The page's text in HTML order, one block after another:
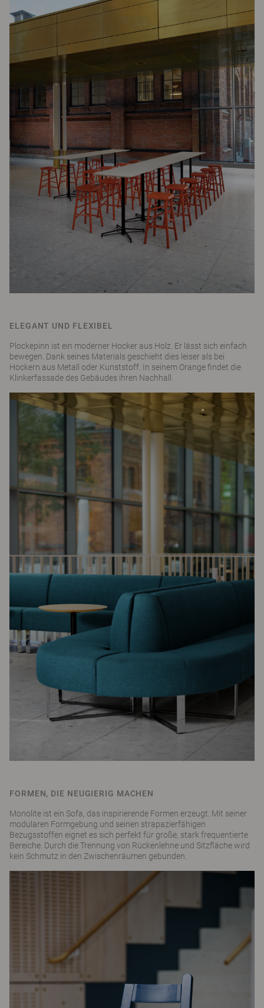
ELEGANT UND FLEXIBEL
Plockepinn ist ein moderner Hocker aus Holz. Er lässt sich einfach
bewegen. Dank seines Materials geschieht dies leiser als bei
Hockern aus Metall oder Kunststoff. In seinem Orange findet die
Klinkerfassade des Gebäudes ihren Nachhall.
FORMEN, DIE NEUGIERIG MACHEN
Monolite ist ein Sofa, das inspirierende Formen erzeugt. Mit seiner
modularen Formgebung und seinen strapazierfähigen
Bezugsstoffen eignet es sich perfekt für große, stark frequentierte
Bereiche. Durch die Trennung von Rückenlehne und Sitzfläche wird
kein Schmutz in den Zwischenräumen gebunden.